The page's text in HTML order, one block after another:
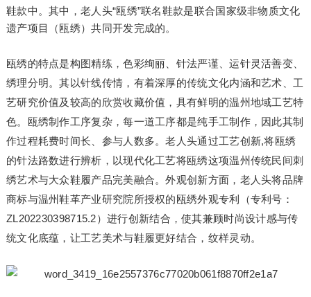
鞋款中。其中，老人头“瓯绣”联名鞋款是联合国家级非物质文化
遗产项目（瓯绣）共同开发完成的。
瓯绣的特点是构图精练，色彩绚丽、针法严谨、运针灵活善变、
绣理分明。其以针线传情，有着深厚的传统文化内涵和艺术、工
艺研究价值及较高的欣赏收藏价值，具有鲜明的温州地域工艺特
色。瓯绣制作工序复杂，每一道工序都是纯手工制作，因此其制
作过程耗费时间长、参与人数多。老人头通过工艺创新,将瓯绣
的针法路数进行辨析，以现代化工艺将瓯绣这项温州传统民间刺
绣艺术与大众鞋履产品完美融合。外观创新方面，老人头将品牌
商标与温州鞋革产业研究院所授权的瓯绣外观专利（专利号：
ZL202230398715.2）进行创新结合，使其兼顾时尚设计感与传
统文化底蕴，让工艺美术与鞋履更好结合，纹样灵动。